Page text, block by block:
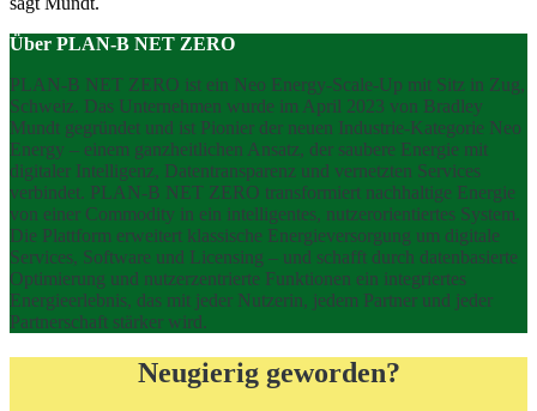
Über PLAN-B NET ZERO
PLAN-B NET ZERO ist ein Neo Energy-Scale-Up mit Sitz in Zug,
Schweiz. Das Unternehmen wurde im April 2023 von Bradley
Mundt gegründet und ist Pionier der neuen Industrie-Kategorie Neo
Energy – einem ganzheitlichen Ansatz, der saubere Energie mit
digitaler Intelligenz, Datentransparenz und vernetzten Services
verbindet. PLAN-B NET ZERO transformiert nachhaltige Energie
von einer Commodity in ein intelligentes, nutzerorientiertes System.
Die Plattform erweitert klassische Energieversorgung um digitale
Services, Software und Licensing – und schafft durch datenbasierte
Optimierung und nutzerzentrierte Funktionen ein integriertes
Energieerlebnis, das mit jeder Nutzerin, jedem Partner und jeder
Partnerschaft stärker wird.
Neugierig geworden?